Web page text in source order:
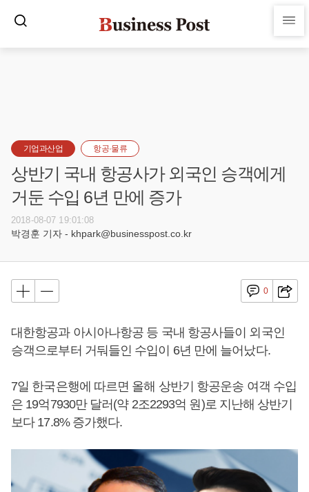
기업과산업 항공·물류
상반기 국내 항공사가 외국인 승객에게
거둔 수입 6년 만에 증가
2018-08-07 19:01:08
박경훈 기자 - khpark@businesspost.co.kr
0
대한항공과 아시아나항공 등 국내 항공사들이 외국인
승객으로부터 거둬들인 수입이 6년 만에 늘어났다.
7일 한국은행에 따르면 올해 상반기 항공운송 여객 수입
은 19억7930만 달러(약 2조2293억 원)로 지난해 상반기
보다 17.8% 증가했다.